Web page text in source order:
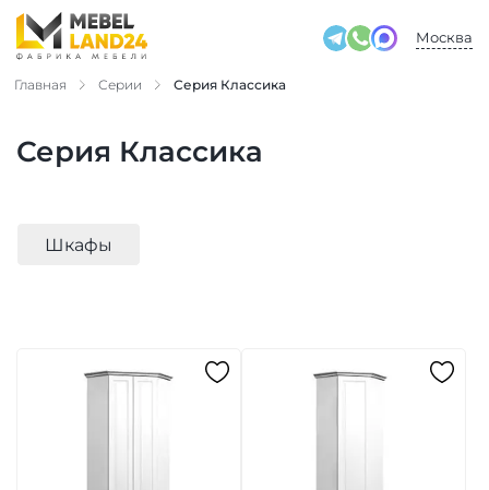
Москва
Главная Серии Серия Классика
Серия Классика
Шкафы